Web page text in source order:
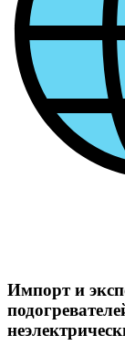
Импорт и